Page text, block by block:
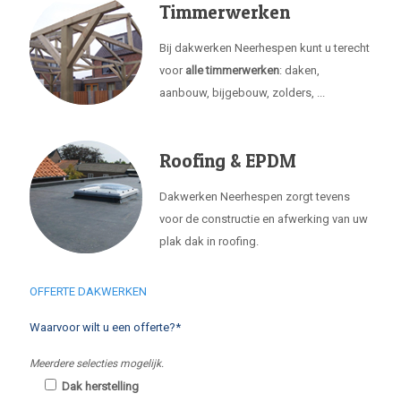
Timmerwerken
Bij dakwerken Neerhespen kunt u terecht
voor alle timmerwerken: daken,
aanbouw, bijgebouw, zolders, ...
Roofing & EPDM
Dakwerken Neerhespen zorgt tevens
voor de constructie en afwerking van uw
plak dak in roofing.
OFFERTE DAKWERKEN
Waarvoor wilt u een offerte?*
Meerdere selecties mogelijk.
Dak herstelling